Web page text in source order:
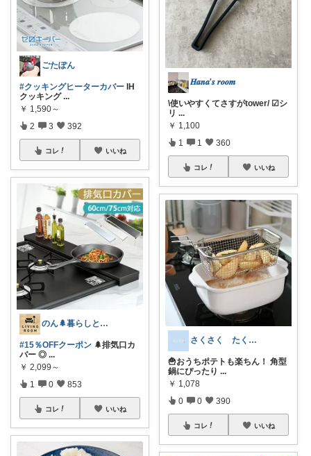
ごたぽん
#クッキングヒーターカバー IH
クッキング ...
￥ 1,590～
2 3 392
コレ いいね
のん🌲暮らしと家具
#15％OFFクーポン 🌲排気口カ
バー ◎ ...
￥ 2,099～
1 0 853
コレ いいね
𝑯𝒂𝒏𝒂'𝒔 𝒓𝒐𝒐𝒎
\使いやすくてさすがtower/ ☑︎シ
リ ...
￥ 1,100
1 1 360
コレ いいね
さくさく たくさんの訪問感謝です🙇
🍟おうちポテトも楽ちん！ 角型
鍋にぴったり ...
￥ 1,078
0 0 390
コレ いいね